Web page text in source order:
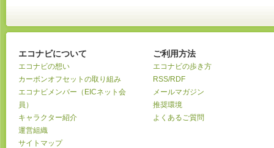
エコナビについて
エコナビの想い
カーボンオフセットの取り組み
エコナビメンバー（EICネット会
員）
キャラクター紹介
運営組織
サイトマップ
ご利用方法
エコナビの歩き方
RSS/RDF
メールマガジン
推奨環境
よくあるご質問